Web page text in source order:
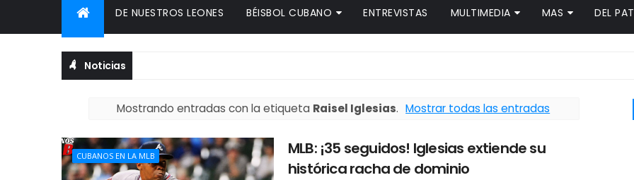
DE NUESTROS LEONES BÉISBOL CUBANO ENTREVISTAS MULTIMEDIA MAS DEL
Noticias
Mostrando entradas con la etiqueta Raisel Iglesias. Mostrar todas las entradas
CUBANOS EN LA MLB
MLB: ¡35 seguidos! Iglesias extiende su
histórica racha de dominio